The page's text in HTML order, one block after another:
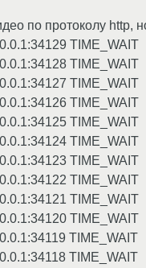
по протоколу http,
TIME_WAIT
TIME_WAIT
TIME_WAIT
TIME_WAIT
TIME_WAIT
TIME_WAIT
TIME_WAIT
TIME_WAIT
TIME_WAIT
TIME_WAIT
TIME_WAIT
TIME_WAIT